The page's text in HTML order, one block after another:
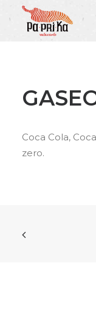
Coca Cola,
zero.